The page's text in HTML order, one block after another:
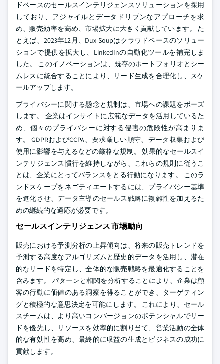
ドベースのセールスインテリジェンスソリューションを採用
しており、アジャイルとデータドリブンなアプローチを求
め、販売効率を高め、市場拡大に大きく貢献しています。 た
とえば、2023年12月、Dux-Soupはクラウドベースのソリュー
ションで提供を拡大し、LinkedInの自動化ツールを補完しま
した。 このイノベーションは、既存のポートフォリオとシー
ムレスに統合することにより、リード生成を合理化し、スケ
ールアップします。
プライバシーに関する懸念と規制は、市場への課題をポーズ
します。 企業はインサイトに広範なデータを活用しているた
め、個々のプライバシーに対する侵害の危険性が高まりま
す。 GDPRおよびCCPA、要求厳しい順守、データ収集および
使用に影響を与えるなどの厳格な規制。 効果的なセールスイ
ンテリジェンス慣行を維持しながら、これらの規則に従うこ
とは、企業にとってバランスをとる行動になります。 このラ
ンドスケープをネゴティエートするには、プライバシー基準
を進化させ、データ主導のセールス戦略に複雑性を加えるた
めの継続的な適応が必要です。
セールスインテリジェンス 市場動向
販売における予測分析の上昇傾向は、将来の販売トレンドを
予測する高度なアルゴリズムと歴史的データを活用し、潜在
的なリードを特定し、全体的な販売戦略を最適化することを
含みます。 パターンと相関を分析することにより、企業は顧
客の行動に価値のある洞察を得ることができ、ターゲティン
グと積極的な意思決定を可能にします。 これにより、セール
スチームは、より高いコンバージョンのポテンシャルでリー
ドを優先し、リソースを効率的に割り当て、営業活動の全体
的な有効性を高め、最終的に収益の生成とビジネスの成功に
貢献します。